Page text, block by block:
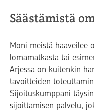
Säästämistä
Moni meistä haaveilee
lomamatkasta tai
Arjessa on kuitenkin
tavoitteiden
Sijoituskumppani
sijoittamisen palvelu,